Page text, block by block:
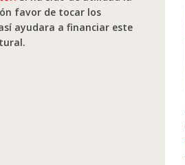
favor de tocar los
ayudara a financiar este